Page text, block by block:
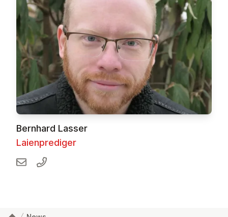
Bernhard Lasser
Laienprediger